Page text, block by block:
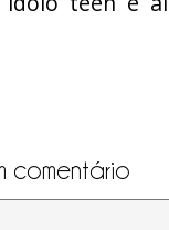
comentário